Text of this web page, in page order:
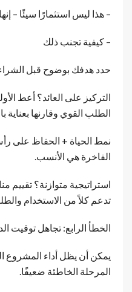
– هذا ليس استثمارًا سيئًا –
– كيفية تجنب ذلك
حدد هدفك بوضوح قبل
التركيز على العائد؟ أعط
الطلب القوي وقارنها بعناية
نمط الحياة + الحفاظ على
الفاخرة هي الأنسب.
استراتيجية متوازنة؟ تقييم
تدعم كلاً من الاستخدام
الخطأ الرابع: تجاهل توقيت
يمكن أن يظل أداء المشروع
المرحلة الخاطئة ضعيفًا.